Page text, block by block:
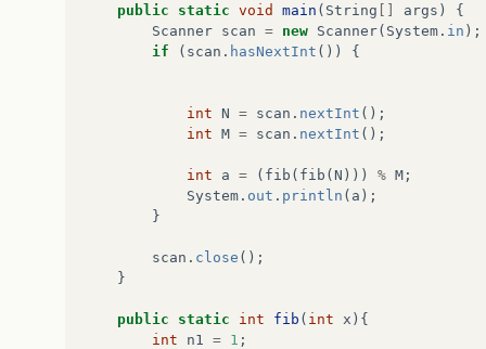
public
static void main ( String args )
{
Scanner scan = new Scanner( System . in );
if
( scan . hasNextInt ()) {
int N = scan . nextInt ();
int M = scan . nextInt ();
int a = ( fib ( fib ( N ))) % M ;
System . out . println ( a );
}
scan . close ();
}
public static int fib ( int x ){
int
n1 = 1 ;